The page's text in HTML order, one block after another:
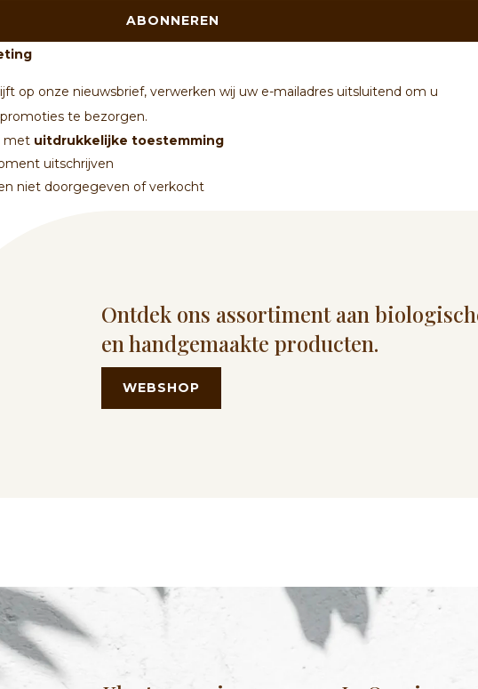
ABONNEREN
op onze nieuwsbrief, verwerken wij uw e-mailadres uitsluitend om u
te bezorgen.
met uitdrukkelijke toestemming
uitschrijven
niet doorgegeven of verkocht
Ontdek ons assortiment aan
en handgemaakte producten.
WEBSHOP